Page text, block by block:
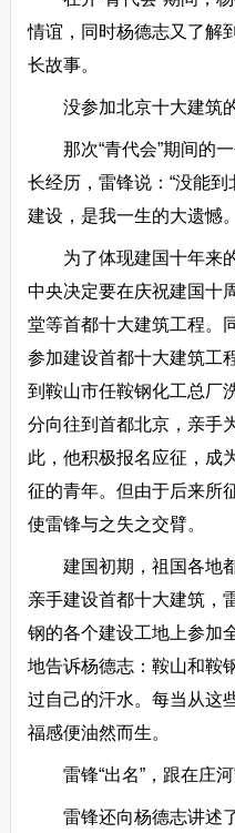
情谊，同时杨德志又了解
长故事。
没参加北京十大建筑的
那次“青代会”期间的一
长经历，雷锋说：“没能
建设，是我一生的大遗憾
为了体现建国十年来的
中央决定要在庆祝建国十
堂等首都十大建筑工程。
参加建设首都十大建筑工
到鞍山市任鞍钢化工总厂
分向往到首都北京，亲手
此，他积极报名应征，成
征的青年。但由于后来所
使雷锋与之失之交臂。
建国初期，祖国各地都
亲手建设首都十大建筑，
钢的各个建设工地上参加
地告诉杨德志：鞍山和鞍
过自己的汗水。每当从这
福感便油然而生。
雷锋“出名”，跟在庄河
雷锋还向杨德志讲述了